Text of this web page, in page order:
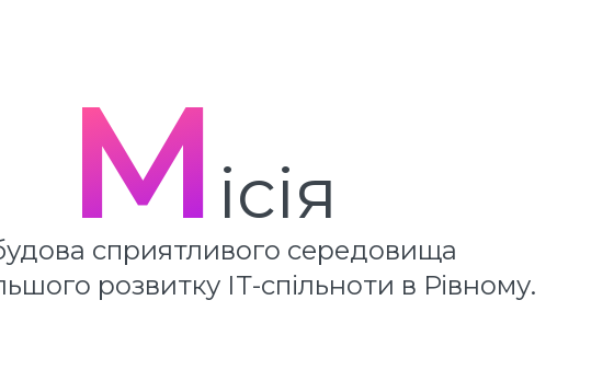
М ісія
сприятливого середовища
розвитку ІТ-спільноти в Рівному.